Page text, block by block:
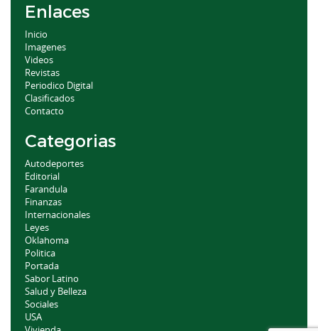
Enlaces
Inicio
Imagenes
Videos
Revistas
Periodico Digital
Clasificados
Contacto
Categorias
Autodeportes
Editorial
Farandula
Finanzas
Internacionales
Leyes
Oklahoma
Politica
Portada
Sabor Latino
Salud y Belleza
Sociales
USA